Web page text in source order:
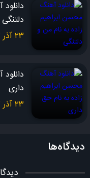
دلتنگی
۲۳ آذر ۱۴۰۲
داری
۲۳ آذر ۱۴۰۲
دیدگاه‌ها